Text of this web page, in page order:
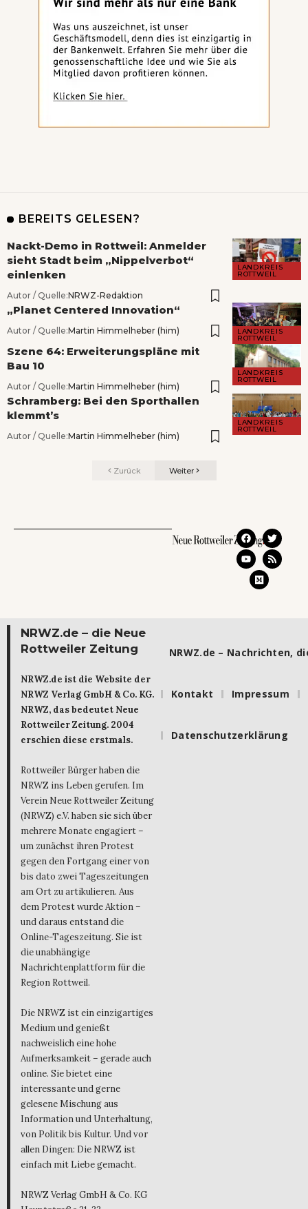
BEREITS GELESEN?
LANDKREIS
ROTTWEIL
Nackt-Demo in Rottweil: Anmelder
sieht Stadt beim „Nippelverbot“
einlenken
Autor / Quelle:NRWZ-Redaktion
LANDKREIS
ROTTWEIL
„Planet Centered Innovation“
Autor / Quelle:Martin Himmelheber (him)
LANDKREIS
ROTTWEIL
Szene 64: Erweiterungspläne mit
Bau 10
Autor / Quelle:Martin Himmelheber (him)
LANDKREIS
ROTTWEIL
Schramberg: Bei den Sporthallen
klemmt’s
Autor / Quelle:Martin Himmelheber (him)
Zurück Weiter
NRWZ.de – die Neue
Rottweiler Zeitung
NRWZ.de ist die Website der
NRWZ Verlag GmbH & Co. KG.
NRWZ, das bedeutet Neue
Rottweiler Zeitung. 2004
erschien diese erstmals.
Rottweiler Bürger haben die
NRWZ ins Leben gerufen. Im
Verein Neue Rottweiler Zeitung
(NRWZ) e.V. haben sie sich über
mehrere Monate engagiert –
um zunächst ihren Protest
gegen den Fortgang einer von
bis dato zwei Tageszeitungen
am Ort zu artikulieren. Aus
dem Protest wurde Aktion –
und daraus entstand die
Online-Tageszeitung. Sie ist
die unabhängige
Nachrichtenplattform für die
Region Rottweil.
Die NRWZ ist ein einzigartiges
Medium und genießt
nachweislich eine hohe
Aufmerksamkeit – gerade auch
online. Sie bietet eine
interessante und gerne
gelesene Mischung aus
Information und Unterhaltung,
von Politik bis Kultur. Und vor
allen Dingen: Die NRWZ ist
einfach mit Liebe gemacht.
NRWZ Verlag GmbH & Co. KG
NRWZ.de – Nachrichten,
Kontakt Impressum
Datenschutzerklärung